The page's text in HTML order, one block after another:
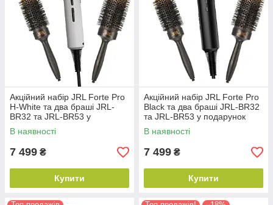
Акційний набір JRL Forte Pro
H-White та два браші JRL-
BR32 та JRL-BR53 у
подарунок (JRL-FP2401W)
В наявності
7 499 ₴
Купити
Акційний набір JRL Forte Pro
Black та два браші JRL-BR32
та JRL-BR53 у подарунок
(JRL-FP2401)
В наявності
7 499 ₴
Купити